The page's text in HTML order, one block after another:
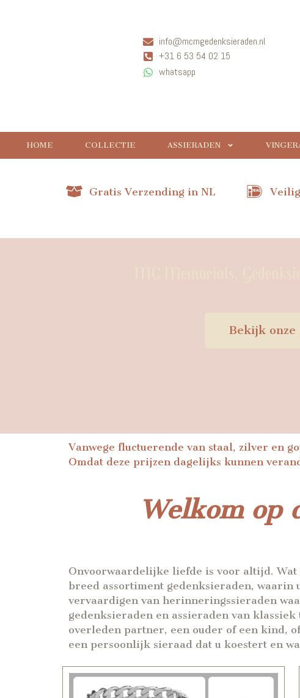
info@mcmgedenksieraden.nl
+31 6 53 54 02 15
whatsapp
HOME COLLECTIE ASSIERADEN
Gratis Verzending in NL
Bekijk onze
Vanwege fluctuerende van staal, zilver en
Omdat deze prijzen dagelijks kunnen
Welkom op
Onvoorwaardelijke liefde is voor altijd.
breed assortiment gedenksieraden,
vervaardigen van herinneringssieraden
gedenksieraden en assieraden van
overleden partner, een ouder of een kind,
een persoonlijk sieraad dat u koestert en